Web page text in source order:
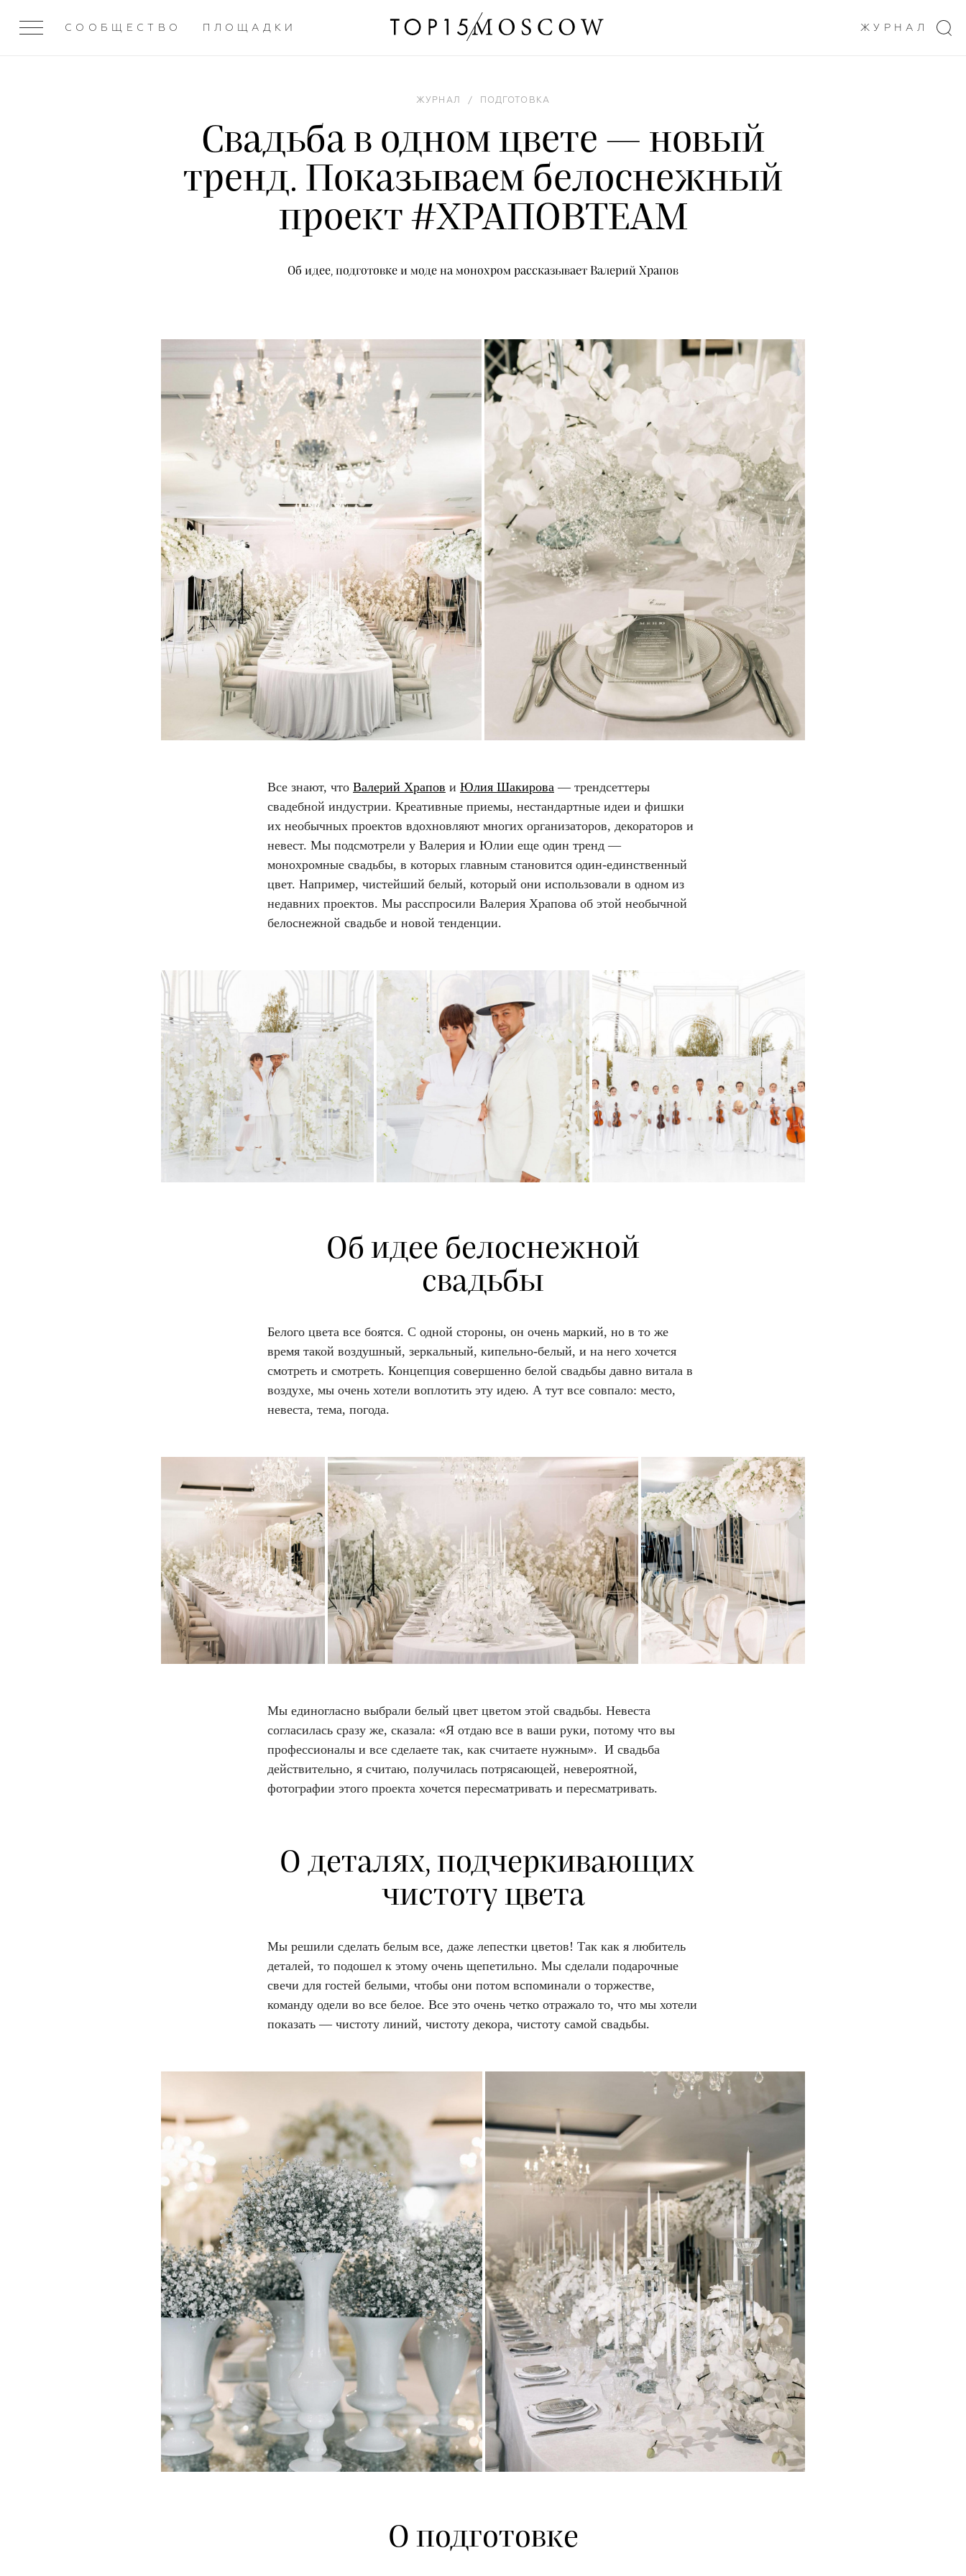
СООБЩЕСТВО ПЛОЩАДКИ ЖУРНАЛ
ЖУРНАЛ / ПОДГОТОВКА
Свадьба в одном цвете — новый
тренд. Показываем белоснежный
проект #ХРАПОВTEAM
Об идее, подготовке и моде на монохром рассказывает Валерий Храпов
Все знают, что Валерий Храпов и Юлия Шакирова — трендсеттеры
свадебной индустрии. Креативные приемы, нестандартные идеи и фишки
их необычных проектов вдохновляют многих организаторов, декораторов и
невест. Мы подсмотрели у Валерия и Юлии еще один тренд —
монохромные свадьбы, в которых главным становится один-единственный
цвет. Например, чистейший белый, который они использовали в одном из
недавних проектов. Мы расспросили Валерия Храпова об этой необычной
белоснежной свадьбе и новой тенденции.
Об идее белоснежной
свадьбы
Белого цвета все боятся. С одной стороны, он очень маркий, но в то же
время такой воздушный, зеркальный, кипельно-белый, и на него хочется
смотреть и смотреть. Концепция совершенно белой свадьбы давно витала в
воздухе, мы очень хотели воплотить эту идею. А тут все совпало: место,
невеста, тема, погода.
Мы единогласно выбрали белый цвет цветом этой свадьбы. Невеста
согласилась сразу же, сказала: «Я отдаю все в ваши руки, потому что вы
профессионалы и все сделаете так, как считаете нужным». И свадьба
действительно, я считаю, получилась потрясающей, невероятной,
фотографии этого проекта хочется пересматривать и пересматривать.
О деталях, подчеркивающих
чистоту цвета
Мы решили сделать белым все, даже лепестки цветов! Так как я любитель
деталей, то подошел к этому очень щепетильно. Мы сделали подарочные
свечи для гостей белыми, чтобы они потом вспоминали о торжестве,
команду одели во все белое. Все это очень четко отражало то, что мы хотели
показать — чистоту линий, чистоту декора, чистоту самой свадьбы.
О подготовке